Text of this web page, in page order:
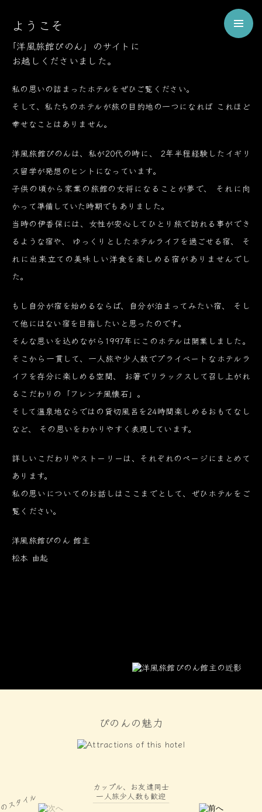
Pinon
ようこそ
「洋風旅館ぴのん」のサイトに
お越しくださいました。
私の思いの詰まったホテルをぜひご覧ください。
そして、私たちのホテルが旅の目的地の一つになれば これほど
幸せなことはありません。
洋風旅館ぴのんは、私が20代の時に、
2年半程経験したイギリ
ス留学が発想のヒントになっています。
子供の頃から家業の旅館の女将になることが夢で、
それに向
かって準備していた時期でもありました。
当時の伊香保には、女性が安心してひとり旅で訪れる事ができ
るような宿や、
ゆっくりとしたホテルライフを過ごせる宿、
そ
れに出来立ての美味しい洋食を楽しめる宿がありませんでし
た。
もし自分が宿を始めるならば、自分が泊まってみたい宿、
そし
て他にはない宿を目指したいと思ったのです。
そんな思いを込めながら1997年にこのホテルは開業しました。
そこから一貫して、一人旅や少人数でプライベートなホテルラ
イフを存分に楽しめる空間、
お箸でリラックスして召し上がれ
るこだわりの「フレンチ風懐石」。
そして温泉地ならではの貸切風呂を24時間楽しめるおもてなし
など、
その思いをわかりやすく表現しています。
詳しいこだわりやストーリーは、それぞれのページにまとめて
あります。
私の思いについてのお話しはここまでとして、ぜひホテルをご
覧ください。
洋風旅館ぴのん 館主
松本 由起
ぴのんの魅力
カップル、お友達同士
一人旅少人数も歓迎